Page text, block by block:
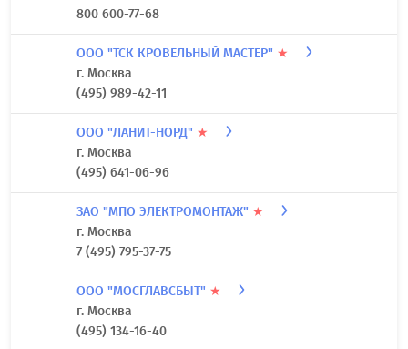
800 600-77-68
ООО "ТСК КРОВЕЛЬНЫЙ МАСТЕР" ★
г. Москва
(495) 989-42-11
ООО "ЛАНИТ-НОРД" ★
г. Москва
(495) 641-06-96
ЗАО "МПО ЭЛЕКТРОМОНТАЖ" ★
г. Москва
7 (495) 795-37-75
ООО "МОСГЛАВСБЫТ" ★
г. Москва
(495) 134-16-40